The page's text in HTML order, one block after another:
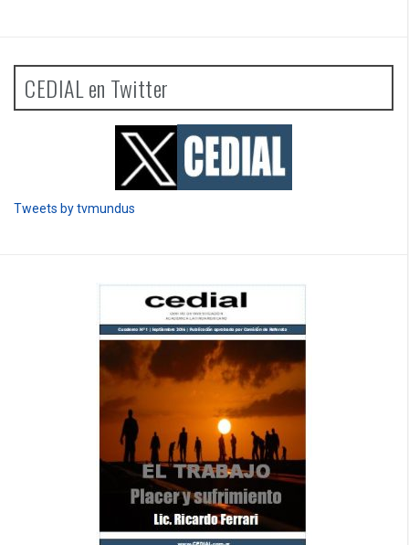
CEDIAL en Twitter
Tweets by tvmundus